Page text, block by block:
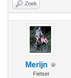
Zoek
Merijn
Fietser